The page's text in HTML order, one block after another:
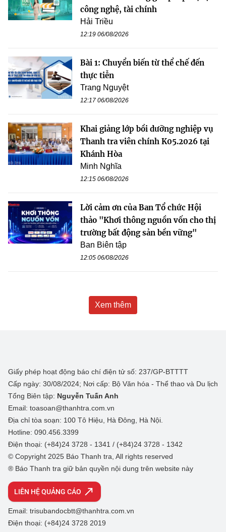
công nghệ, tài chính
Hải Triều
12:19 06/08/2026
Bài 1: Chuyển biến từ thể chế đến
thực tiễn
Trang Nguyệt
12:17 06/08/2026
Khai giảng lớp bồi dưỡng nghiệp vụ
Thanh tra viên chính K05.2026 tại
Khánh Hòa
Minh Nghĩa
12:15 06/08/2026
Lời cảm ơn của Ban Tổ chức Hội
thảo "Khơi thông nguồn vốn cho thị
trường bất động sản bền vững"
Ban Biên tập
12:05 06/08/2026
Xem thêm
Giấy phép hoạt động báo chí điện tử số: 237/GP-BTTTT
Cấp ngày: 30/08/2024; Nơi cấp: Bộ Văn hóa - Thể thao và Du lịch
Tổng Biên tập: Nguyễn Tuấn Anh
Email: toasoan@thanhtra.com.vn
Địa chỉ tòa soạn: 100 Tô Hiệu, Hà Đông, Hà Nội.
Hotline: 090.456.3399
Điện thoại: (+84)24 3728 - 1341 / (+84)24 3728 - 1342
© Copyright 2025 Báo Thanh tra, All rights reserved
® Báo Thanh tra giữ bản quyền nội dung trên website này
LIÊN HỆ QUẢNG CÁO
Email: trisubandocbtt@thanhtra.com.vn
Điện thoại: (+84)24 3728 2019